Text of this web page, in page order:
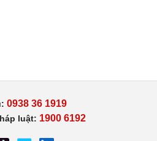
0938 36 1919
luật: 1900 6192